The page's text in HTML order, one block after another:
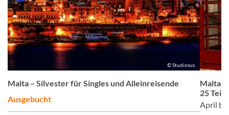
© Studiosus
Malta – Silvester für Singles und Alleinreisende
Ausgebucht
Malta
25
April